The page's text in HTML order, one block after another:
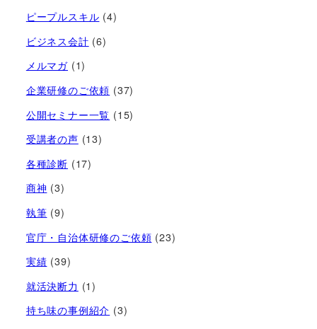
ピープルスキル (4)
ビジネス会計 (6)
メルマガ (1)
企業研修のご依頼 (37)
公開セミナー一覧 (15)
受講者の声 (13)
各種診断 (17)
商神 (3)
執筆 (9)
官庁・自治体研修のご依頼 (23)
実績 (39)
就活決断力 (1)
持ち味の事例紹介 (3)